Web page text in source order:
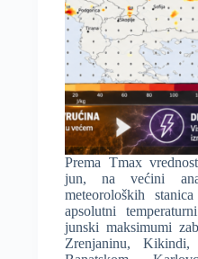
Prema Tmax
jun, na većini
meteoroloških
apsolutni
junski maksimumi
Zrenjaninu,